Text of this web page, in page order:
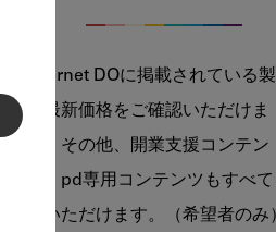
Internet DOに掲載されている
の最新価格をご確認いただけま
す。その他、開業支援コンテン
ツ、pd専用コンテンツもすべ
覧いただけます。（希望者のみ